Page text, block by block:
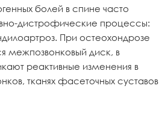
болей в спине часто
дистрофические процессы:
При остеохондрозе
межпозвонковый диск, в
реактивные изменения в
тканях фасеточных суставов